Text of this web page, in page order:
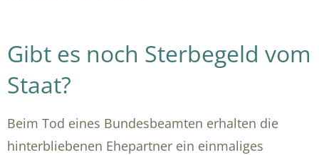
Gibt es noch Sterbegeld vom
Staat?
Beim Tod eines Bundesbeamten erhalten die
hinterbliebenen Ehepartner ein einmaliges